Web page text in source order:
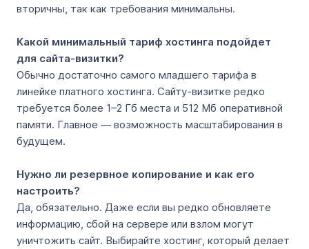
вторичны, так как требования минимальны.
Какой минимальный тариф хостинга подойдет
для сайта-визитки?
Обычно достаточно самого младшего тарифа в
линейке платного хостинга. Сайту-визитке редко
требуется более 1–2 Гб места и 512 Мб оперативной
памяти. Главное — возможность масштабирования в
будущем.
Нужно ли резервное копирование и как его
настроить?
Да, обязательно. Даже если вы редко обновляете
информацию, сбой на сервере или взлом могут
уничтожить сайт. Выбирайте хостинг, который делает